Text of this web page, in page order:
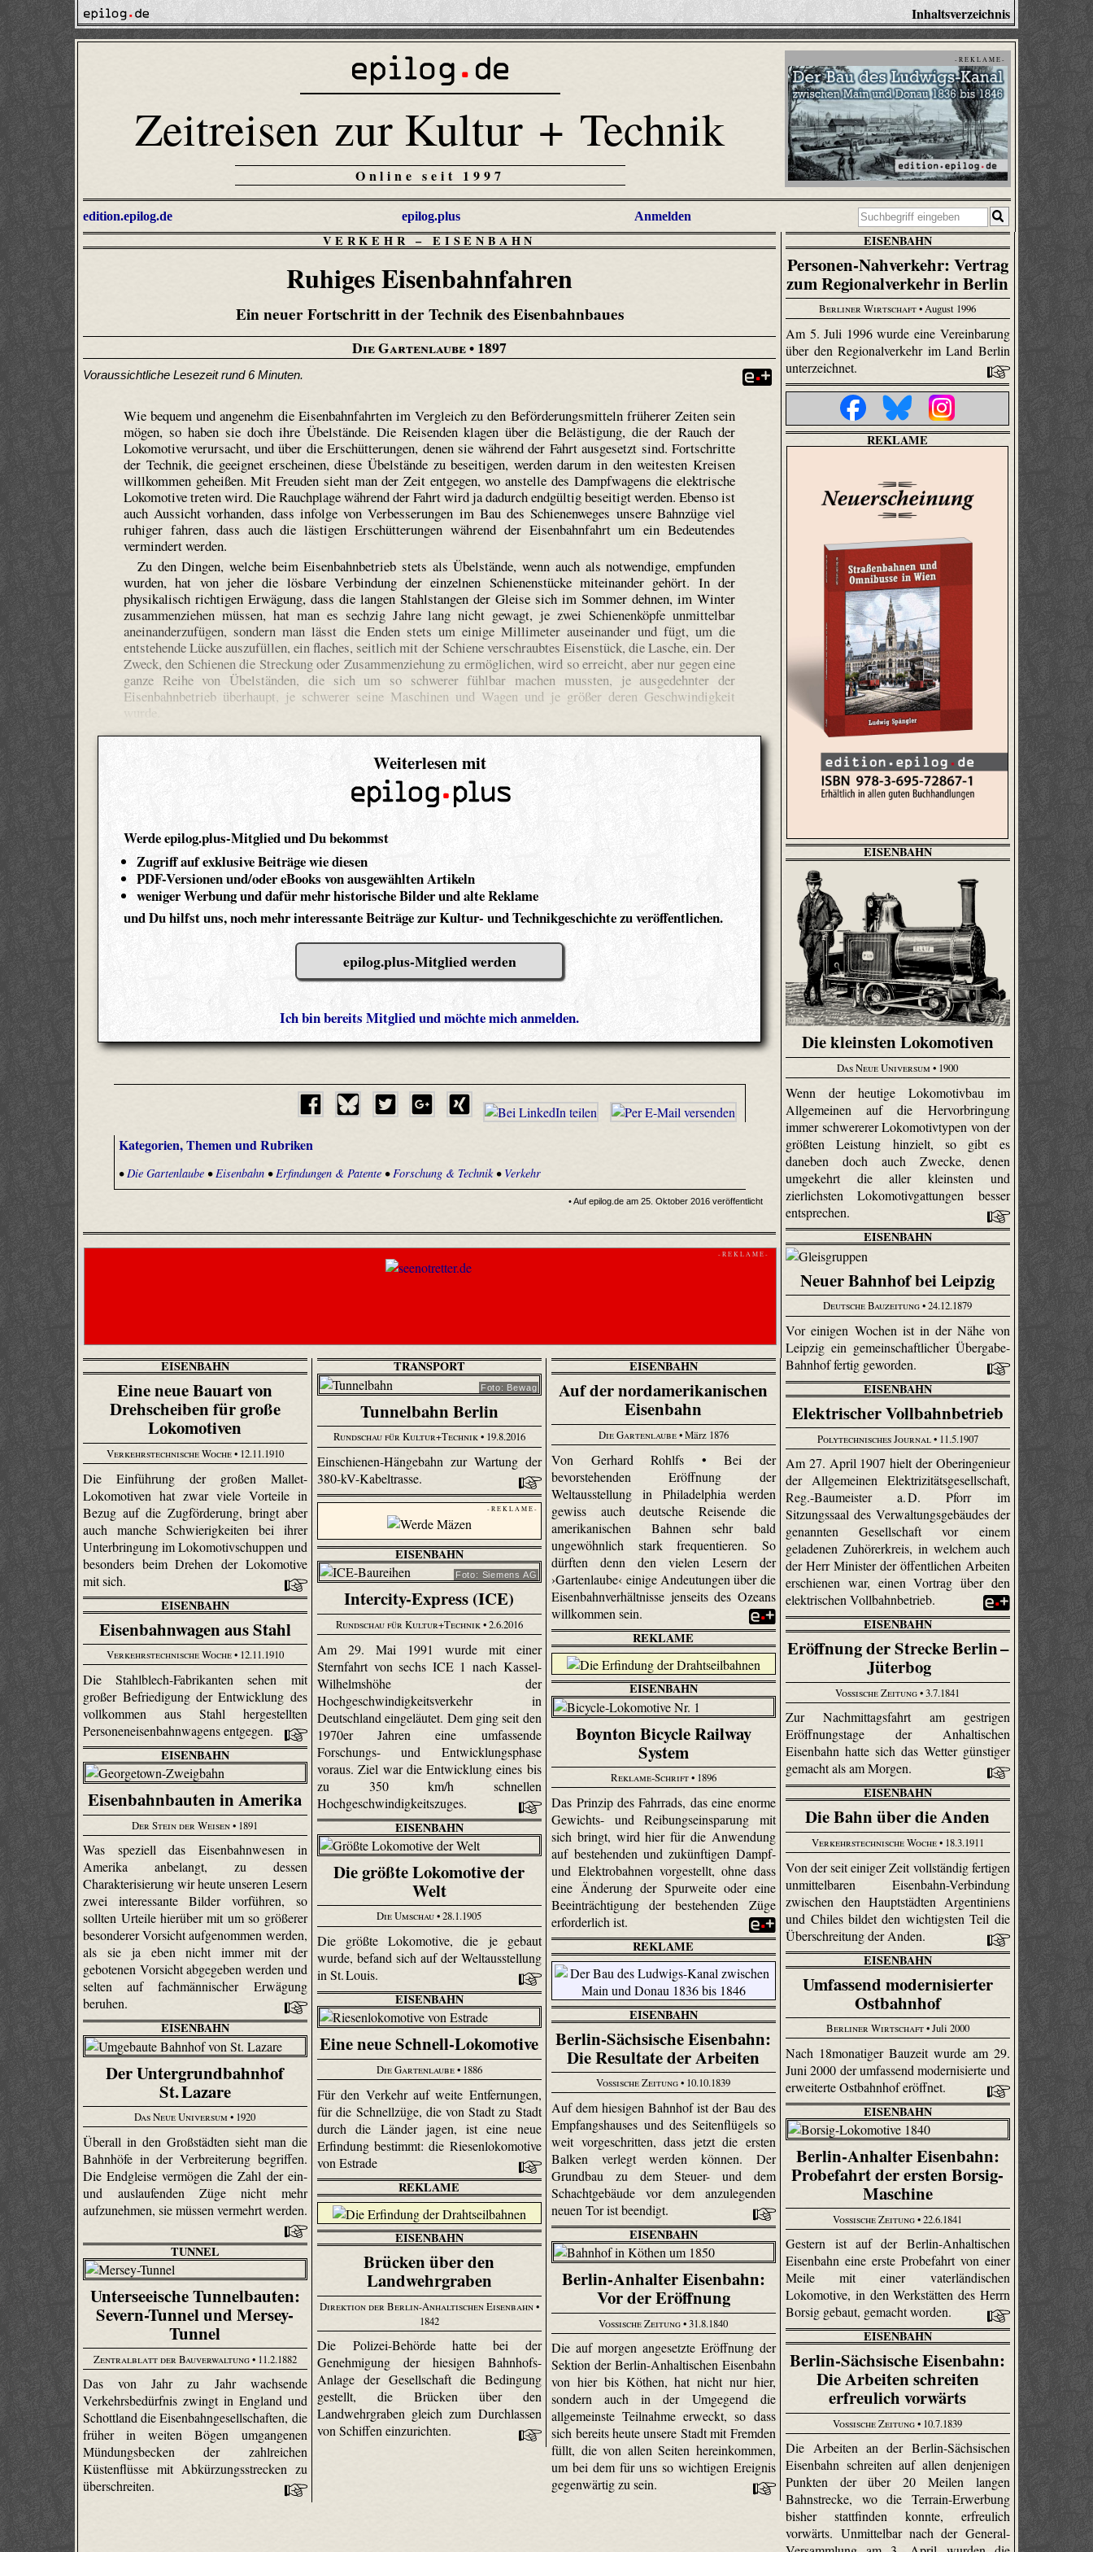
Inhaltsverzeichnis
Zeitreisen zur Kultur + Technik
Online seit 1997
- R E K L A M E -
edition.epilog.de epilog.plus Anmelden
VERKEHR–EISENBAHN
Ruhiges Eisenbahnfahren
Ein neuer Fortschritt in der Technik des Eisenbahnbaues
Die Gartenlaube• 1897
Voraussichtliche Lesezeit rund 6 Minuten.
Wie bequem und angenehm die Eisenbahnfahrten im Vergleich zu den Beförderungsmitteln früherer Zeiten sein
mögen, so haben sie doch ihre Übelstände. Die Reisenden klagen über die Belästigung, die der Rauch der
Lokomotive verursacht, und über die Erschütterungen, denen sie während der Fahrt ausgesetzt sind. Fortschritte
der Technik, die geeignet erscheinen, diese Übelstände zu beseitigen, werden darum in den weitesten Kreisen
willkommen geheißen. Mit Freuden sieht man der Zeit entgegen, wo anstelle des Dampfwagens die elektrische
Lokomotive treten wird. Die Rauch­plage während der Fahrt wird ja dadurch endgültig beseitigt werden. Ebenso ist
auch Aussicht vorhanden, dass infolge von Verbesserungen im Bau des Schienenweges unsere Bahnzüge viel
ruhiger fahren, dass auch die lästigen Erschütterungen während der Eisenbahnfahrt um ein Bedeutendes
vermindert werden.
Zu den Dingen, welche beim Eisenbahnbetrieb stets als Übelstände, wenn auch als notwendige, empfunden
wurden, hat von jeher die lösbare Verbindung der einzelnen Schienenstücke miteinander gehört. In der
physikalisch richtigen Erwägung, dass die langen Stahlstangen der Gleise sich im Sommer dehnen, im Winter
zusammenziehen müssen, hat man es sechzig Jahre lang nicht gewagt, je zwei Schienenköpfe unmittelbar
aneinanderzufügen, sondern man lässt die Enden stets um einige Millimeter auseinander und fügt, um die
entstehende Lücke auszufüllen, ein flaches, seitlich mit der Schiene verschraubtes Eisenstück, die Lasche, ein. Der
Zweck, den Schienen die Streckung oder Zusammenziehung zu ermöglichen, wird so erreicht, aber nur gegen eine
ganze Reihe von Übelständen, die sich um so schwerer fühlbar machen mussten, je ausgedehnter der
Eisenbahnbetrieb überhaupt, je schwerer seine Maschinen und Wagen und je größer deren Geschwindigkeit
wurde.
Weiterlesen mit
Werde epilog.plus-Mitglied und Du bekommst
Zugriff auf exklusive Beiträge wie diesen
PDF-Versionen und/oder eBooks von ausgewählten Artikeln
weniger Werbung und dafür mehr historische Bilder und alte Reklame
und Du hilfst uns, noch mehr interessante Beiträge zur Kultur- und Technikgeschichte zu veröffentlichen.
epilog.plus-Mitglied werden
Ich bin bereits Mitglied und möchte mich anmelden.
Kategorien, Themen und Rubriken
•Die Gartenlaube •Eisenbahn •Erfindungen & Patente •Forschung & Technik• Verkehr
• Auf epilog.de am 25. Oktober 2016 veröffentlicht
- R E K L A M E -
EISENBAHN
Personen-Nahverkehr: Vertrag
zum Regionalverkehr in Berlin
Berliner Wirtschaft• August 1996
Am 5. Juli 1996 wurde eine Vereinbarung
über den Regionalverkehr im Land Berlin
unterzeichnet.
REKLAME
EISENBAHN
Die kleinsten Lokomotiven
Das Neue Universum • 1900
Wenn der heutige Lokomotivbau im
Allgemeinen auf die Hervorbringung
immer schwererer Lokomotivtypen von der
größten Leistung hinzielt, so gibt es
daneben doch auch Zwecke, denen
umgekehrt die aller kleinsten und
zierlichsten Lokomotivgattungen besser
entsprechen.
EISENBAHN
Neuer Bahnhof bei Leipzig
Deutsche Bauzeitung• 24.12.1879
Vor einigen Wochen ist in der Nähe von
Leipzig ein gemeinschaftlicher Übergabe-
Bahnhof fertig geworden.
EISENBAHN
Eine neue Bauart von
Drehscheiben für große
Lokomotiven
Verkehrstechnische Woche• 12.11.1910
Die Einführung der großen Mallet-
Lokomotiven hat zwar viele Vorteile in
Bezug auf die Zugförderung, bringt aber
auch manche Schwierigkeiten bei ihrer
Unterbringung im Lokomotivschuppen und
besonders beim Drehen der Lokomotive
mit sich.
TRANSPORT
Foto: Bewag
Tunnelbahn Berlin
Rundschau für Kultur+Technik• 19.8.2016
Einschienen-Hängebahn zur Wartung der
380-kV-Kabeltrasse.
EISENBAHN
Auf der nordamerikanischen
Eisenbahn
Die Gartenlaube• März 1876
Von Gerhard Rohlfs • Bei der
bevorstehenden Eröffnung der
Weltausstellung in Philadelphia werden
gewiss auch deutsche Reisende die
amerikanischen Bahnen sehr bald
ungewöhnlich stark frequentieren. So
dürften denn den vielen Lesern der
›Gartenlaube‹ einige Andeutungen über die
Eisenbahnverhältnisse jenseits des Ozeans
willkommen sein.
EISENBAHN
Elektrischer Vollbahnbetrieb
Polytechnisches Journal• 11.5.1907
Am 27. April 1907 hielt der Oberingenieur
der Allgemeinen Elektrizitätsgesellschaft,
Reg.-Baumeister a. D. Pforr im
Sitzungssaal des Verwaltungsgebäudes der
genannten Gesellschaft vor einem
geladenen Zuhörerkreis, in welchem auch
der Herr Minister der öffentlichen Arbeiten
erschienen war, einen Vortrag über den
elektrischen Vollbahnbetrieb.
- R E K L A M E -
EISENBAHN
Foto: Siemens AG
Intercity-Express (ICE)
Rundschau für Kultur+Technik• 2.6.2016
Am 29. Mai 1991 wurde mit einer
Sternfahrt von sechs ICE 1 nach Kassel-
Wilhelmshöhe der
Hochgeschwindigkeitsverkehr in
Deutschland eingeläutet. Dem ging seit den
1970er Jahren eine umfassende
Forschungs- und Entwicklungsphase
voraus. Ziel war die Entwicklung eines bis
zu 350 km/h schnellen
Hochgeschwindigkeitszuges.
EISENBAHN
Eisenbahnwagen aus Stahl
Verkehrstechnische Woche• 12.11.1910
Die Stahlblech-Fabrikanten sehen mit
großer Befriedigung der Entwicklung des
vollkommen aus Stahl hergestellten
Personeneisenbahnwagens entgegen.
EISENBAHN
Eröffnung der Strecke Berlin –
Jüterbog
Vossische Zeitung• 3.7.1841
Zur Nachmittagsfahrt am gestrigen
Eröffnungstage der Anhaltischen
Eisenbahn hatte sich das Wetter günstiger
gemacht als am Morgen.
REKLAME
EISENBAHN
Boynton Bicycle Railway
System
Reklame-Schrift• 1896
Das Prinzip des Fahrrads, das eine enorme
Gewichts- und Reibungseinsparung mit
sich bringt, wird hier für die Anwendung
auf bestehenden und zukünftigen Dampf-
und Elektrobahnen vorgestellt, ohne dass
eine Änderung der Spurweite oder eine
Beeinträchtigung der bestehenden Züge
erforderlich ist.
EISENBAHN
Eisenbahnbauten in Amerika
Der Stein der Weisen• 1891
Was speziell das Eisenbahnwesen in
Amerika anbelangt, zu dessen
Charakterisierung wir heute unseren Lesern
zwei interessante Bilder vorführen, so
sollten Urteile hierüber mit um so größerer
besonderer Vorsicht aufgenommen werden,
als sie ja eben nicht immer mit der
gebotenen Vorsicht abgegeben werden und
selten auf fachmännischer Erwägung
beruhen.
EISENBAHN
Die Bahn über die Anden
Verkehrstechnische Woche• 18.3.1911
Von der seit einiger Zeit vollständig fertigen
unmittelbaren Eisenbahn-Verbindung
zwischen den Hauptstädten Argentiniens
und Chiles bildet den wichtigsten Teil die
Überschreitung der Anden.
EISENBAHN
Die größte Lokomotive der
Welt
Die Umschau• 28.1.1905
Die größte Lokomotive, die je gebaut
wurde, befand sich auf der Weltausstellung
in St. Louis.
REKLAME
EISENBAHN
Berlin-Sächsische Eisenbahn:
Die Resultate der Arbeiten
Vossische Zeitung• 10.10.1839
Auf dem hiesigen Bahnhof ist der Bau des
Empfangshauses und des Seitenflügels so
weit vorgeschritten, dass jetzt die ersten
Balken verlegt werden können. Der
Grundbau zu dem Steuer- und dem
Schachtgebäude vor dem anzulegenden
neuen Tor ist beendigt.
EISENBAHN
Umfassend modernisierter
Ostbahnhof
Berliner Wirtschaft• Juli 2000
Nach 18monatiger Bauzeit wurde am 29.
Juni 2000 der umfassend modernisierte und
erweiterte Ostbahnhof eröffnet.
EISENBAHN
Eine neue Schnell-Lokomotive
Die Gartenlaube• 1886
Für den Verkehr auf weite Entfernungen,
für die Schnellzüge, die von Stadt zu Stadt
durch die Länder jagen, ist eine neue
Erfindung bestimmt: die Riesenlokomotive
von Estrade
EISENBAHN
Der Untergrundbahnhof
St. Lazare
Das Neue Universum • 1920
Überall in den Großstädten sieht man die
Bahnhöfe in der Verbreiterung begriffen.
Die Endgleise vermögen die Zahl der ein-
und auslaufenden Züge nicht mehr
aufzunehmen, sie müssen vermehrt werden.
EISENBAHN
Berlin-Anhalter Eisenbahn:
Probefahrt der ersten Borsig-
Maschine
Vossische Zeitung• 22.6.1841
Gestern ist auf der Berlin-Anhaltischen
Eisenbahn eine erste Probefahrt von einer
Meile mit einer vaterländischen
Lokomotive, in den Werkstätten des Herrn
Borsig gebaut, gemacht worden.
REKLAME
EISENBAHN
Brücken über den
Landwehrgraben
Direktion der Berlin-Anhaltischen Eisenbahn•
1842
Die Polizei-Behörde hatte bei der
Genehmigung der hiesigen Bahnhofs-
Anlage der Gesellschaft die Bedingung
gestellt, die Brücken über den
Landwehrgraben gleich zum Durchlassen
von Schiffen einzurichten.
EISENBAHN
Berlin-Anhalter Eisenbahn:
Vor der Eröffnung
Vossische Zeitung• 31.8.1840
Die auf morgen angesetzte Eröffnung der
Sektion der Berlin-Anhaltischen Eisenbahn
von hier bis Köthen, hat nicht nur hier,
sondern auch in der Umgegend die
allgemeinste Teilnahme erweckt, so dass
sich bereits heute unsere Stadt mit Fremden
füllt, die von allen Seiten hereinkommen,
um bei dem für uns so wichtigen Ereignis
gegenwärtig zu sein.
TUNNEL
Unterseeische Tunnelbauten:
Severn-Tunnel und Mersey-
Tunnel
Zentralblatt der Bauverwaltung• 11.2.1882
Das von Jahr zu Jahr wachsende
Verkehrsbedürfnis zwingt in England und
Schottland die Eisenbahngesellschaften, die
früher in weiten Bögen umgangenen
Mündungsbecken der zahlreichen
Küstenflüsse mit Abkürzungsstrecken zu
überschreiten.
EISENBAHN
Berlin-Sächsische Eisenbahn:
Die Arbeiten schreiten
erfreulich vorwärts
Vossische Zeitung• 10.7.1839
Die Arbeiten an der Berlin-Sächsischen
Eisenbahn schreiten auf allen denjenigen
Punkten der über 20 Meilen langen
Bahnstrecke, wo die Terrain-Erwerbung
bisher stattfinden konnte, erfreulich
vorwärts. Unmittelbar nach der General-